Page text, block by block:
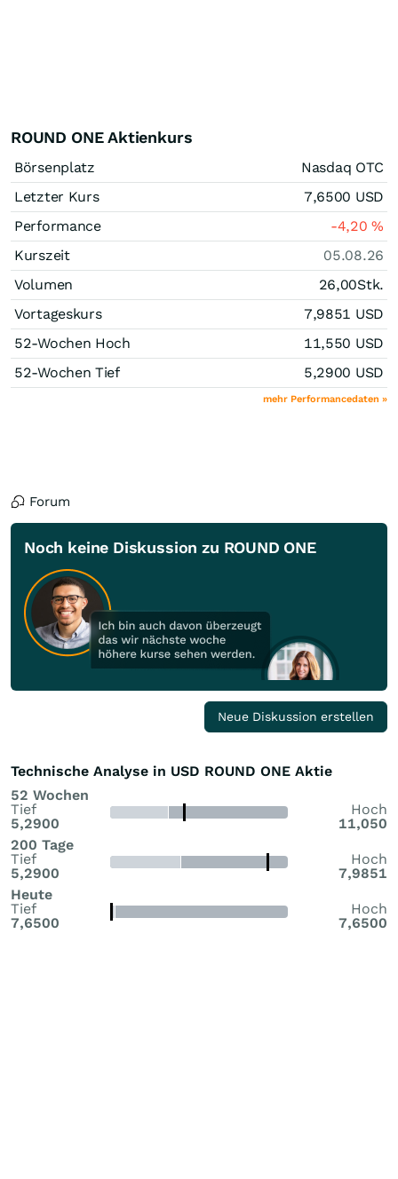
ROUND ONE Aktienkurs
Börsenplatz
Nasdaq OTC
Letzter Kurs
7,6500 USD
Performance
-4,20%
Kurszeit
05.08.26
Volumen
26,00Stk.
Vortageskurs
7,9851 USD
52-Wochen Hoch
11,550 USD
52-Wochen Tief
5,2900 USD
mehr Performancedaten »
Forum
Noch keine Diskussion zu ROUND ONE
Neue Diskussion erstellen
Technische Analyse in USD ROUND ONE Aktie
52 Wochen
Tief
5,2900
Hoch
11,050
200 Tage
Tief
5,2900
Hoch
7,9851
Heute
Tief
7,6500
Hoch
7,6500